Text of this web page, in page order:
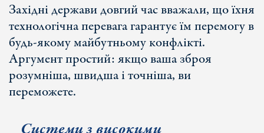
Західні держави довгий час вважали, що їхня
технологічна перевага гарантує їм перемогу в
будь-якому майбутньому конфлікті.
Аргумент простий: якщо ваша зброя
розумніша, швидша і точніша, ви
переможете.